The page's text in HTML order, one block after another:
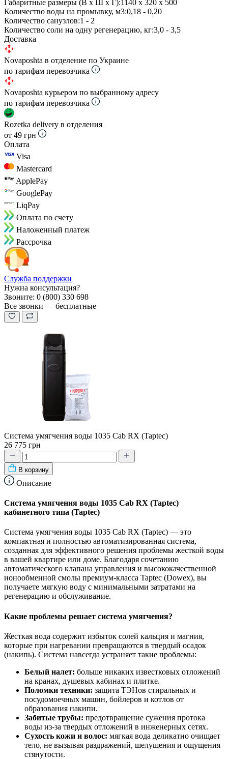
Габаритные размеры (В х Ш х Г):1140 х 320 х 500
Количество воды на промывку, м3:0,18 - 0,20
Количество санузлов:1 - 2
Количество соли на одну регенерацию, кг:3,0 - 3,5
Доставка
Novaposhta в отделение по Украине
по тарифам перевозчика
Novaposhta курьером по выбранному адресу
по тарифам перевозчика
Rozetka delivery в отделения
от 49 грн
Оплата
Visa
Mastercard
ApplePay
GooglePay
LiqPay
Оплата по счету
Наложенный платеж
Рассрочка
Служба поддержки
Нужна консультация?
Звоните: 0 (800) 330 698
Все звонки — бесплатные
Система умягчения воды 1035 Cab RX (Taptec)
26 775 грн
В корзину
Описание
Система умягчения воды 1035 Cab RX (Taptec)
кабинетного типа (Taptec)
Система умягчения воды 1035 Cab RX (Taptec) — это
компактная и полностью автоматизированная система,
созданная для эффективного решения проблемы жесткой воды
в вашей квартире или доме. Благодаря сочетанию
автоматического клапана управления и высококачественной
ионообменной смолы премиум-класса Taptec (Dowex), вы
получаете мягкую воду с минимальными затратами на
регенерацию и обслуживание.
Какие проблемы решает система умягчения?
Жесткая вода содержит избыток солей кальция и магния,
которые при нагревании превращаются в твердый осадок
(накипь). Система навсегда устраняет такие проблемы:
Белый налет: больше никаких известковых отложений
на кранах, душевых кабинах и плитке.
Поломки техники: защита ТЭНов стиральных и
посудомоечных машин, бойлеров и котлов от
образования накипи.
Забитые трубы: предотвращение сужения протока
воды из-за твердых отложений в инженерных сетях.
Сухость кожи и волос: мягкая вода деликатно очищает
тело, не вызывая раздражений, шелушения и ощущения
стянутости.